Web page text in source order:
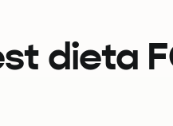
dieta